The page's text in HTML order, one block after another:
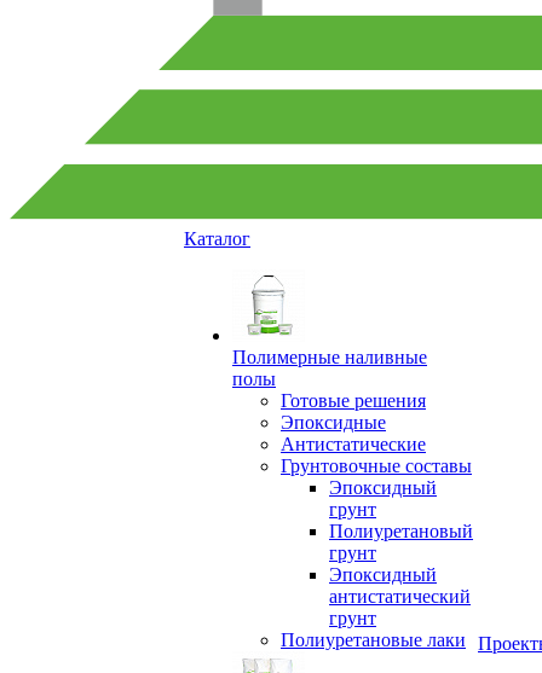
Каталог
Полимерные наливные
полы
Готовые решения
Эпоксидные
Антистатические
Грунтовочные составы
Эпоксидный
грунт
Полиуретановый
грунт
Эпоксидный
антистатический
грунт
Полиуретановые лаки